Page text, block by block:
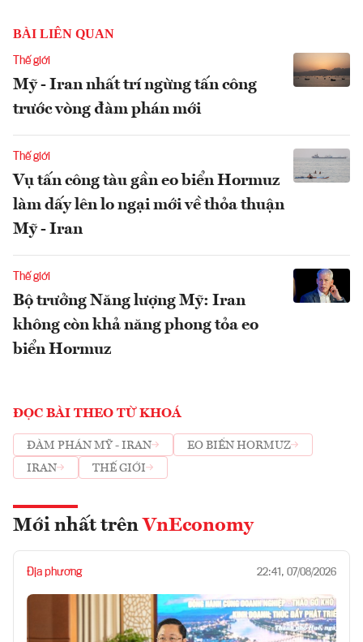
BÀI LIÊN QUAN
Thế giới
Mỹ - Iran nhất trí ngừng tấn công
trước vòng đàm phán mới
Thế giới
Vụ tấn công tàu gần eo biển Hormuz
làm dấy lên lo ngại mới về thỏa thuận
Mỹ - Iran
Thế giới
Bộ trưởng Năng lượng Mỹ: Iran
không còn khả năng phong tỏa eo
biển Hormuz
ĐỌC BÀI THEO TỪ KHOÁ
ĐÀM PHÁN MỸ - IRAN
EO BIỂN HORMUZ
IRAN
THẾ GIỚI
Mới nhất trên VnEconomy
Địa phương 22:41, 07/08/2026